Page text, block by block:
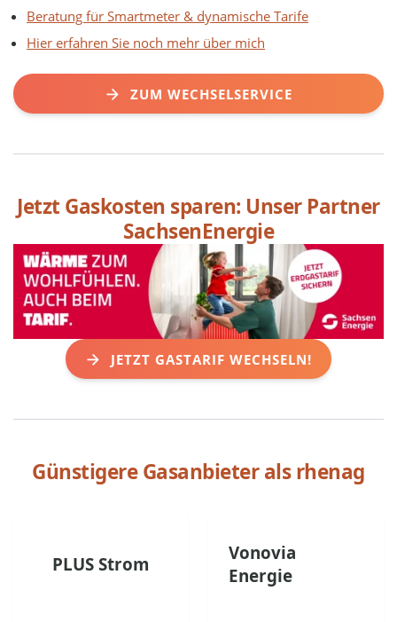
Beratung für Smartmeter & dynamische Tarife
Hier erfahren Sie noch mehr über mich
ZUM WECHSELSERVICE
Jetzt Gaskosten sparen: Unser Partner
SachsenEnergie
JETZT GASTARIF WECHSELN!
Günstigere Gasanbieter alsrhenag
PLUS Strom
Vonovia
Energie